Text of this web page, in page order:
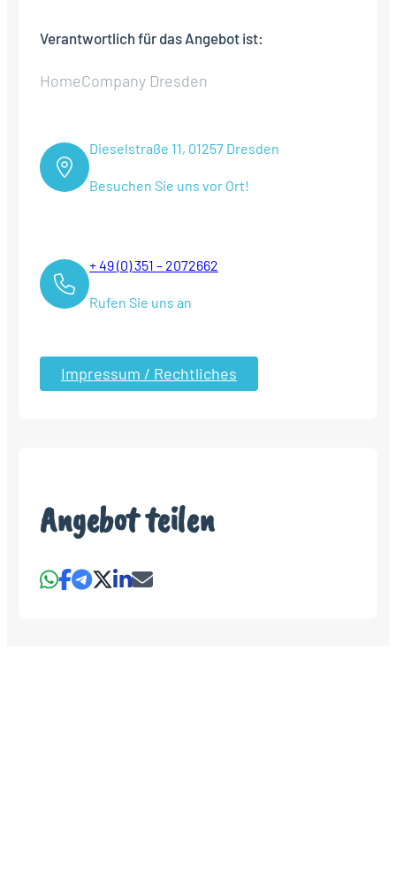
Verantwortlich für das Angebot ist:
HomeCompany Dresden
Dieselstraße 11, 01257 Dresden
Besuchen Sie uns vor Ort!
+ 49 (0) 351 – 2072662
Rufen Sie uns an
Impressum / Rechtliches
Angebot teilen